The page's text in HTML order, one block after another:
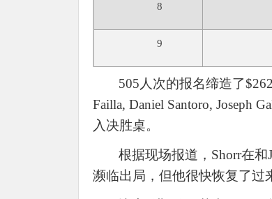
8
9
505人次的报名缔造了
Failla, Daniel Santoro, Joseph
入决胜桌。
根据现场报道， Shorr在
濒临出局，但他很快恢复了过